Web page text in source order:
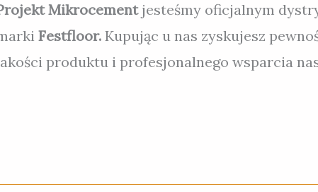
Mikrocement jesteśmy oficjalnym
Festfloor. Kupując u nas zyskujesz
produktu i profesjonalnego wsparcia